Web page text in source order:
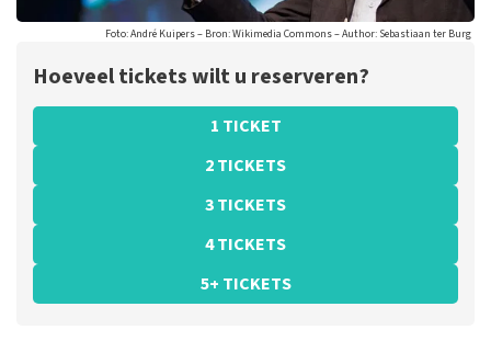
Foto: André Kuipers – Bron: Wikimedia Commons – Author: Sebastiaan ter Burg
Hoeveel tickets wilt u reserveren?
1 TICKET
2 TICKETS
3 TICKETS
4 TICKETS
5+ TICKETS